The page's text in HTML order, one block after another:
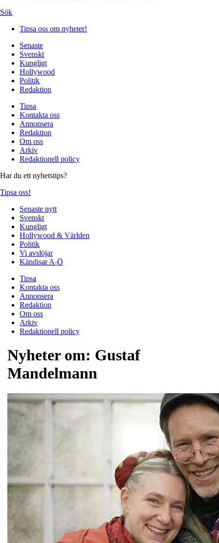
Sök
Tipsa oss om nyheter!
Senaste
Svenskt
Kungligt
Hollywood
Politik
Redaktion
Tipsa
Kontakta oss
Annonsera
Redaktion
Om oss
Arkiv
Redaktionell policy
Har du ett nyhetstips?
Tipsa oss!
Senaste nytt
Svenskt
Kungligt
Hollywood & Världen
Politik
Vi avslöjar
Kändisar A-Ö
Tipsa
Kontakta oss
Annonsera
Redaktion
Om oss
Arkiv
Redaktionell policy
Nyheter om: Gustaf
Mandelmann